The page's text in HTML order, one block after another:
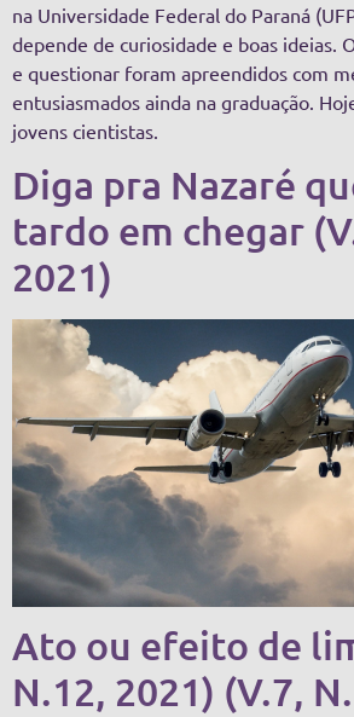
na Universidade Federal do Paraná
depende de curiosidade e boas ideias.
e questionar foram apreendidos com
entusiasmados ainda na graduação.
jovens cientistas.
Diga pra Nazaré
tardo em chegar
2021)
Ato ou efeito de
N.12, 2021) (V.7,